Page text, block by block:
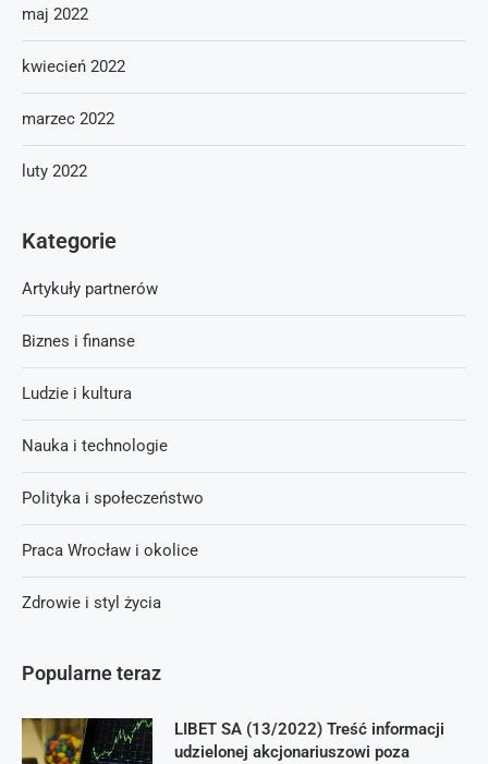
Popularne teraz
LIBET SA (13/2022) Treść informacji
udzielonej akcjonariuszowi poza
maj 2022
kwiecień 2022
marzec 2022
luty 2022
Kategorie
Artykuły partnerów
Biznes i finanse
Ludzie i kultura
Nauka i technologie
Polityka i społeczeństwo
Praca Wrocław i okolice
Zdrowie i styl życia